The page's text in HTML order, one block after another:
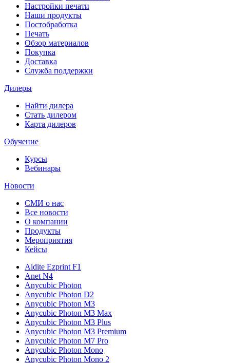
Настройки печати
Наши продукты
Постобработка
Печать
Обзор материалов
Покупка
Доставка
Служба поддержки
Дилеры
Найти дилера
Cтать дилером
Карта дилеров
Обучение
Курсы
Вебинары
Новости
СМИ о нас
Все новости
О компании
Продукты
Мероприятия
Кейсы
Aidite Ezprint F1
Anet N4
Anycubic Photon
Anycubic Photon D2
Anycubic Photon M3
Anycubic Photon M3 Max
Anycubic Photon M3 Plus
Anycubic Photon M3 Premium
Anycubic Photon M7 Pro
Anycubic Photon Mono
Anycubic Photon Mono 2